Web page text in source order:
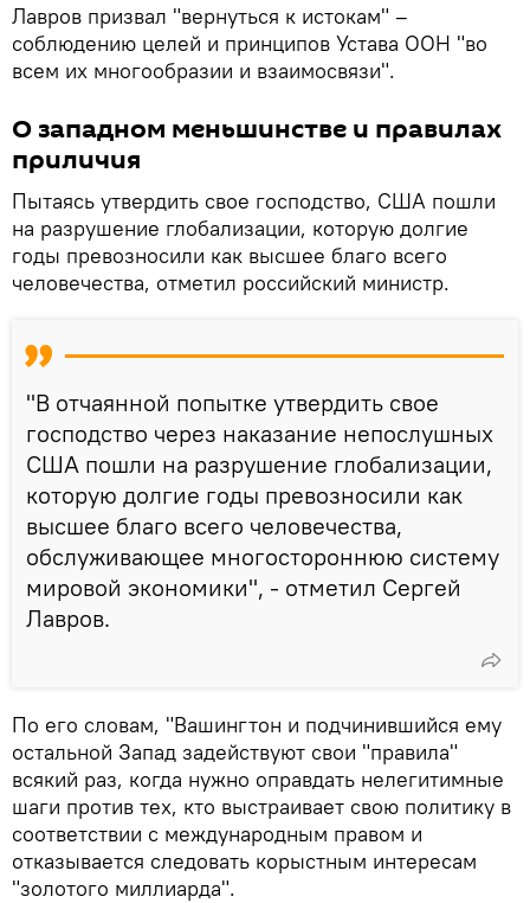
Лавров призвал "вернуться к истокам" –
соблюдению целей и принципов Устава ООН "во
всем их многообразии и взаимосвязи".
О западном меньшинстве и правилах
приличия
Пытаясь утвердить свое господство, США пошли
на разрушение глобализации, которую долгие
годы превозносили как высшее благо всего
человечества, отметил российский министр.
"В отчаянной попытке утвердить свое
господство через наказание непослушных
США пошли на разрушение глобализации,
которую долгие годы превозносили как
высшее благо всего человечества,
обслуживающее многостороннюю систему
мировой экономики", - отметил Сергей
Лавров.
По его словам, "Вашингтон и подчинившийся ему
остальной Запад задействуют свои "правила"
всякий раз, когда нужно оправдать нелегитимные
шаги против тех, кто выстраивает свою политику в
соответствии с международным правом и
отказывается следовать корыстным интересам
"золотого миллиарда".